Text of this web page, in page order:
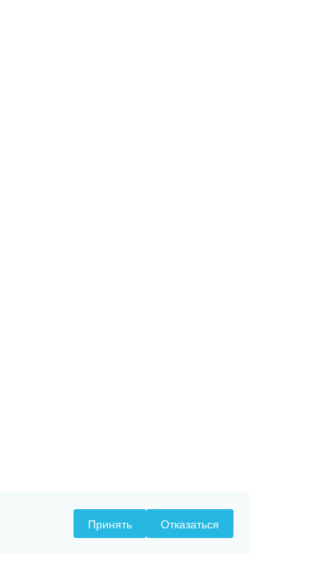
Принять Отказаться